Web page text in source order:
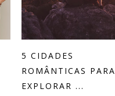
5 CIDADES
ROMÂNTICAS PARA
EXPLORAR ...